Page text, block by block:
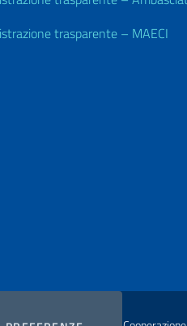
trasparente – MAECI